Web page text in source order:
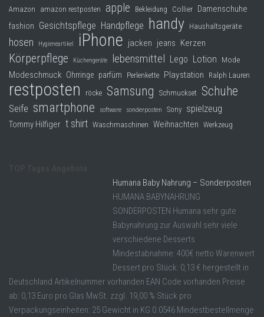
Amazon amazon restposten apple Bekleidung Collier Damenschuhe
fashion Gesichtspflege Handpflege handy Haushaltsgeräte
hosen Hygieneartikel iPhone jacken jeans Kerzen
Körperpflege Küchengeräte lebensmittel Lego Lotion Mode
Modeschmuck Ohrringe parfüm Perlenkette Playstation Ralph Lauren
restposten röcke Samsung Schmuckset Schuhe
Seife smartphone software sonderposten Sony spielzeug
Tommy Hilfiger t shirt Waschmaschinen Weihnachten Werkzeug
Humana Baby Nahrung – Sonderposten
HUMANA BABYNAHRUNG
SONDERPOSTEN Humana sehr gute
Babynahrung zur Auswahl sehr viele
verschiedene Desserts
Mindestabnahme: 400€ netto Warenwert
Dessert pro Stück: 0,13 € hergestellt in
Deutschland Artikelnummer vorhanden EAN Code vorhanden Preise
ab: 0,13 Euro pro Glas MwSt. zzgl. 19,00 % Stück pro
Verpackungseinheiten: 25 Gewicht in KG 0.0546 Mindestbestellmenge